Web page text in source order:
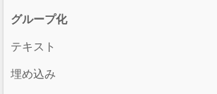
グループ化
テキスト
埋め込み